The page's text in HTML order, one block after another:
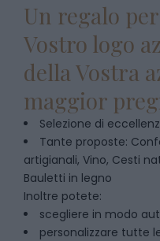
Un regalo
Vostro logo
della Vostra
maggior
Selezione di
Tante proposte:
artigianali, Vino, Cesti
Bauletti in legno
Inoltre potete:
scegliere in modo
personalizzare tutte